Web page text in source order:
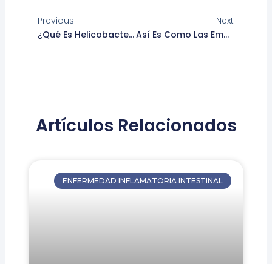
Previous
¿Qué Es Helicobacter Pylori Y Por Qué Le Tienen Miedo?
Next
Así Es Como Las Emociones Afectan El Aparato Digestivo
Artículos Relacionados
ENFERMEDAD INFLAMATORIA INTESTINAL